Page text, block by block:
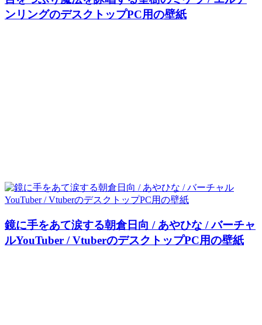
ンリングのデスクトップPC用の壁紙
鏡に手をあて涙する朝倉日向 / あやひな / バーチャ
ルYouTuber / VtuberのデスクトップPC用の壁紙